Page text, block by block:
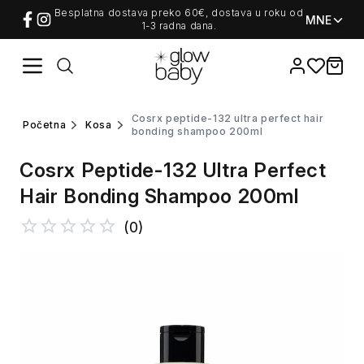
Besplatna dostava preko 60€, dostava u roku od
1-3 radna dana.
MNE
Favorites
items
početna kosa
cosrx peptide-132 ultra perfect hair
bonding shampoo 200ml
Cosrx Peptide-132 Ultra Perfect
Hair Bonding Shampoo 200ml
(0)